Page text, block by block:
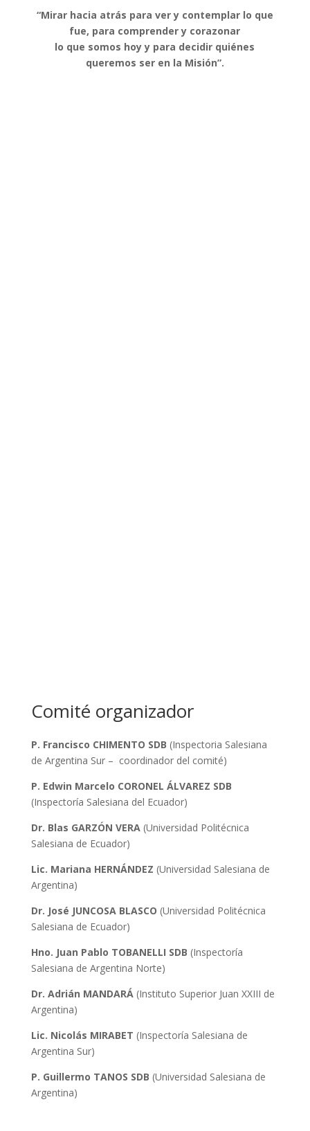
“Mirar hacia atrás para ver y contemplar lo que
fue, para comprender y corazonar
lo que somos hoy y para decidir quiénes
queremos ser en la Misión”.
Comité organizador
P. Francisco CHIMENTO SDB (Inspectoria Salesiana
de Argentina Sur – coordinador del comité)
P. Edwin Marcelo CORONEL ÁLVAREZ SDB
(Inspectoría Salesiana del Ecuador)
Dr. Blas GARZÓN VERA(Universidad Politécnica
Salesiana de Ecuador)
Lic. Mariana HERNÁNDEZ (Universidad Salesiana de
Argentina)
Dr. José JUNCOSA BLASCO (Universidad Politécnica
Salesiana de Ecuador)
Hno. Juan Pablo TOBANELLI SDB (Inspectoría
Salesiana de Argentina Norte)
Dr. Adrián MANDARÁ (Instituto Superior Juan XXIII de
Argentina)
Lic. Nicolás MIRABET (Inspectoría Salesiana de
Argentina Sur)
P. Guillermo TANOS SDB (Universidad Salesiana de
Argentina)